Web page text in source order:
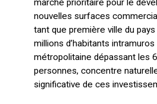
marché prioritaire pour le
nouvelles surfaces
tant que première ville du
millions d’habitants
métropolitaine dépassant les
personnes, concentre
significative de ces